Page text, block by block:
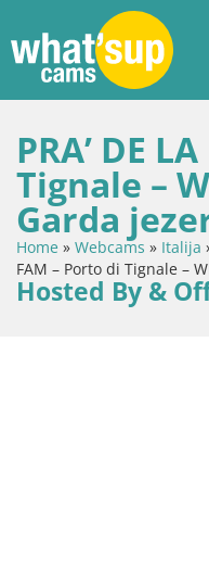
PRA’ DE
Tignale –
Garda
Home » Webcams » Italija
FAM – Porto di Tignale –
Hosted By &